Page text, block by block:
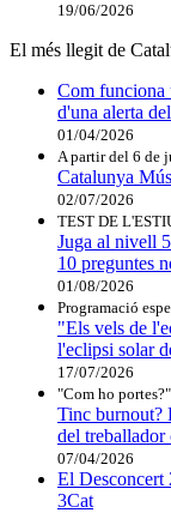
19/06/2026
El més llegit de
Com funciona
d'una alerta
01/04/2026
A partir del 6 de
Catalunya
02/07/2026
TEST DE
Juga al nivell
10 preguntes
01/08/2026
Programació
"Els vels de
l'eclipsi solar
17/07/2026
"Com ho portes?"
Tinc burnout?
del treballador
07/04/2026
El Desconcert
3Cat